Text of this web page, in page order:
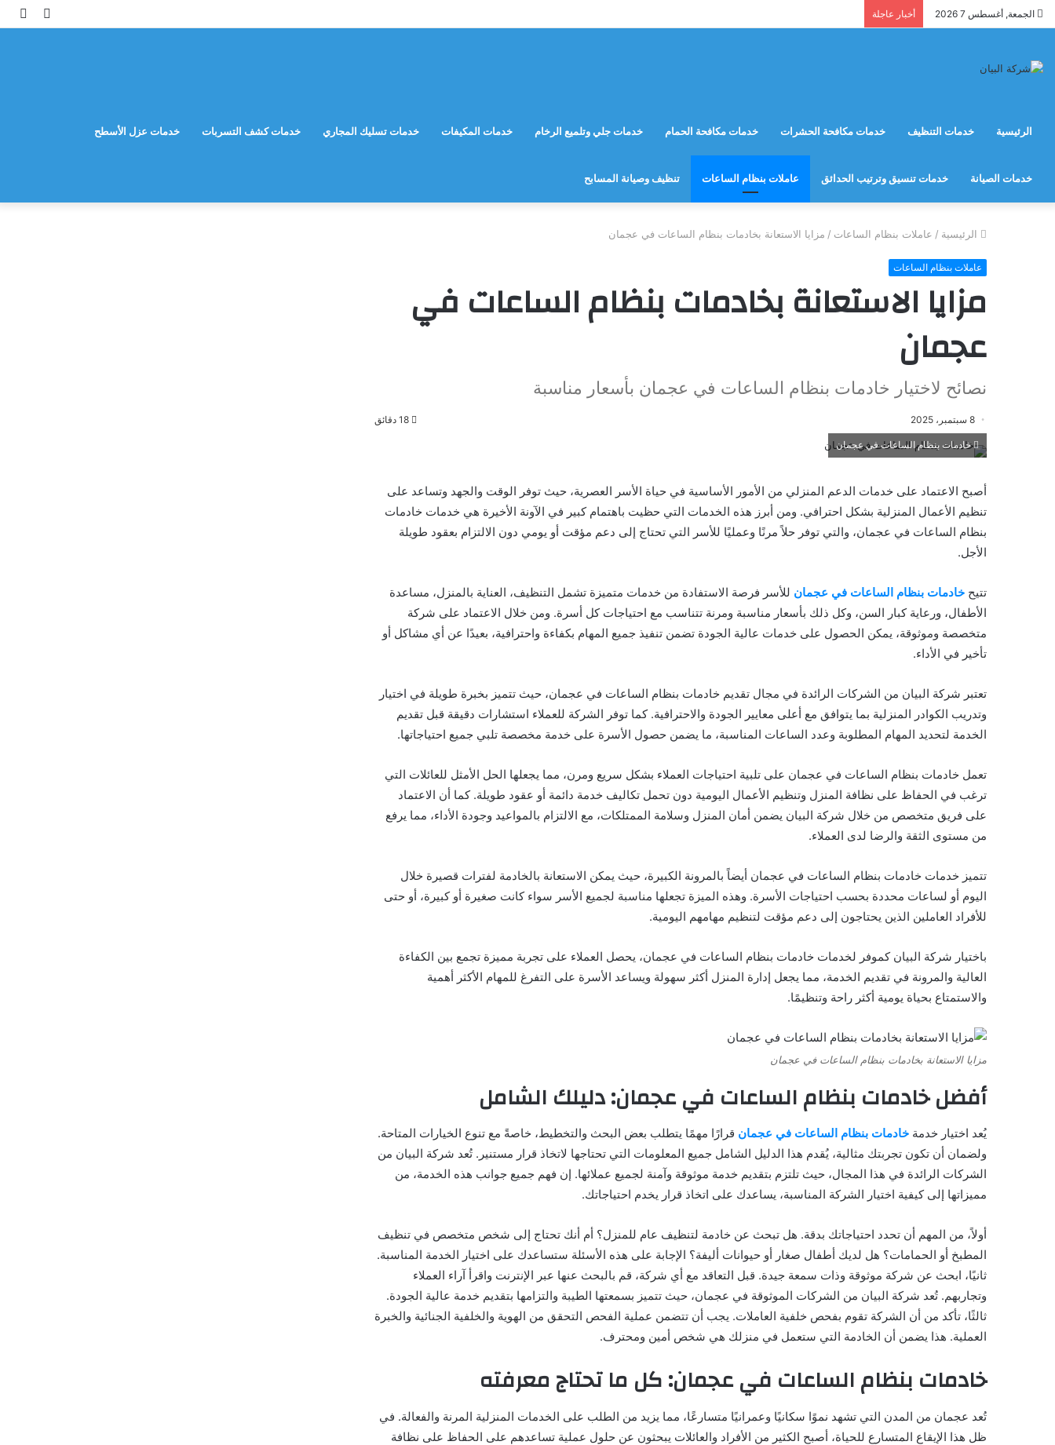
الجمعة, أغسطس 7 2026 أخبار عاجلة
مقال
الرئيسية خدمات التنظيف خدمات مكافحة الحشرات خدمات مكافحة الحمام خدمات جلي وتلميع الرخام خدمات المكيفات خدمات تسليك المجاري خدمات كشف التسربات خدمات عزل الأسطح
خدمات الصيانة خدمات تنسيق وترتيب الحدائق عاملات بنظام الساعات تنظيف وصيانة المسابح
الرئيسية / عاملات بنظام الساعات / مزايا الاستعانة بخادمات بنظام الساعات في عجمان
عاملات بنظام الساعات
مزايا الاستعانة بخادمات بنظام الساعات في
عجمان
نصائح لاختيار خادمات بنظام الساعات في عجمان بأسعار مناسبة
8 سبتمبر، 2025
خادمات بنظام الساعات في عجمان
أصبح الاعتماد على خدمات الدعم المنزلي من الأمور الأساسية في حياة الأسر العصرية، حيث توفر الوقت والجهد وتساعد على
تنظيم الأعمال المنزلية بشكل احترافي. ومن أبرز هذه الخدمات التي حظيت باهتمام كبير في الآونة الأخيرة هي خدمات خادمات
بنظام الساعات في عجمان، والتي توفر حلاً مرنًا وعمليًا للأسر التي تحتاج إلى دعم مؤقت أو يومي دون الالتزام بعقود طويلة
الأجل.
تتيح خادمات بنظام الساعات في عجمان للأسر فرصة الاستفادة من خدمات متميزة تشمل التنظيف، العناية بالمنزل، مساعدة
الأطفال، ورعاية كبار السن، وكل ذلك بأسعار مناسبة ومرنة تتناسب مع احتياجات كل أسرة. ومن خلال الاعتماد على شركة
متخصصة وموثوقة، يمكن الحصول على خدمات عالية الجودة تضمن تنفيذ جميع المهام بكفاءة واحترافية، بعيدًا عن أي مشاكل أو
تأخير في الأداء.
تعتبر شركة البيان من الشركات الرائدة في مجال تقديم خادمات بنظام الساعات في عجمان، حيث تتميز بخبرة طويلة في اختيار
وتدريب الكوادر المنزلية بما يتوافق مع أعلى معايير الجودة والاحترافية. كما توفر الشركة للعملاء استشارات دقيقة قبل تقديم
الخدمة لتحديد المهام المطلوبة وعدد الساعات المناسبة، ما يضمن حصول الأسرة على خدمة مخصصة تلبي جميع احتياجاتها.
تعمل خادمات بنظام الساعات في عجمان على تلبية احتياجات العملاء بشكل سريع ومرن، مما يجعلها الحل الأمثل للعائلات التي
ترغب في الحفاظ على نظافة المنزل وتنظيم الأعمال اليومية دون تحمل تكاليف خدمة دائمة أو عقود طويلة. كما أن الاعتماد
على فريق متخصص من خلال شركة البيان يضمن أمان المنزل وسلامة الممتلكات، مع الالتزام بالمواعيد وجودة الأداء، مما يرفع
من مستوى الثقة والرضا لدى العملاء.
تتميز خدمات خادمات بنظام الساعات في عجمان أيضاً بالمرونة الكبيرة، حيث يمكن الاستعانة بالخادمة لفترات قصيرة خلال
اليوم أو لساعات محددة بحسب احتياجات الأسرة. وهذه الميزة تجعلها مناسبة لجميع الأسر سواء كانت صغيرة أو كبيرة، أو حتى
للأفراد العاملين الذين يحتاجون إلى دعم مؤقت لتنظيم مهامهم اليومية.
باختيار شركة البيان كموفر لخدمات خادمات بنظام الساعات في عجمان، يحصل العملاء على تجربة مميزة تجمع بين الكفاءة
العالية والمرونة في تقديم الخدمة، مما يجعل إدارة المنزل أكثر سهولة ويساعد الأسرة على التفرغ للمهام الأكثر أهمية
والاستمتاع بحياة يومية أكثر راحة وتنظيمًا.
مزايا الاستعانة بخادمات بنظام الساعات في عجمان
أفضل خادمات بنظام الساعات في عجمان: دليلك الشامل
يُعد اختيار خدمة خادمات بنظام الساعات في عجمان قرارًا مهمًا يتطلب بعض البحث والتخطيط، خاصةً مع تنوع الخيارات المتاحة.
ولضمان أن تكون تجربتك مثالية، يُقدم هذا الدليل الشامل جميع المعلومات التي تحتاجها لاتخاذ قرار مستنير. تُعد شركة البيان من
الشركات الرائدة في هذا المجال، حيث تلتزم بتقديم خدمة موثوقة وآمنة لجميع عملائها. إن فهم جميع جوانب هذه الخدمة، من
مميزاتها إلى كيفية اختيار الشركة المناسبة، يساعدك على اتخاذ قرار يخدم احتياجاتك.
أولاً، من المهم أن تحدد احتياجاتك بدقة. هل تبحث عن خادمة لتنظيف عام للمنزل؟ أم أنك تحتاج إلى شخص متخصص في تنظيف
المطبخ أو الحمامات؟ هل لديك أطفال صغار أو حيوانات أليفة؟ الإجابة على هذه الأسئلة ستساعدك على اختيار الخدمة المناسبة.
ثانيًا، ابحث عن شركة موثوقة وذات سمعة جيدة. قبل التعاقد مع أي شركة، قم بالبحث عنها عبر الإنترنت واقرأ آراء العملاء
وتجاربهم. تُعد شركة البيان من الشركات الموثوقة في عجمان، حيث تتميز بسمعتها الطيبة والتزامها بتقديم خدمة عالية الجودة.
ثالثًا، تأكد من أن الشركة تقوم بفحص خلفية العاملات. يجب أن تتضمن عملية الفحص التحقق من الهوية والخلفية الجنائية والخبرة
العملية. هذا يضمن أن الخادمة التي ستعمل في منزلك هي شخص أمين ومحترف.
خادمات بنظام الساعات في عجمان: كل ما تحتاج معرفته
تُعد عجمان من المدن التي تشهد نموًا سكانيًا وعمرانيًا متسارعًا، مما يزيد من الطلب على الخدمات المنزلية المرنة والفعالة. في
ظل هذا الإيقاع المتسارع للحياة، أصبح الكثير من الأفراد والعائلات يبحثون عن حلول عملية تساعدهم على الحفاظ على نظافة